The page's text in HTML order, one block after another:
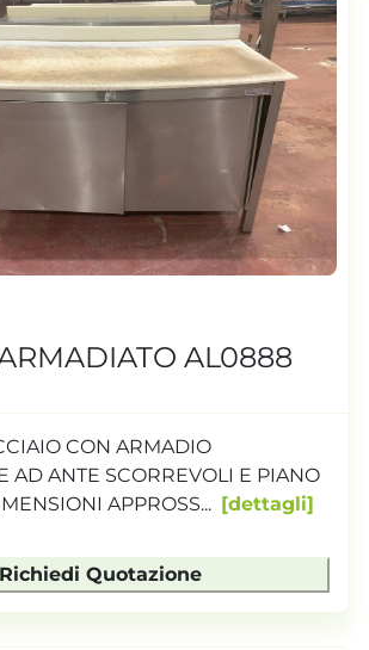
AL0888
CON ARMADIO
AD ANTE SCORREVOLI E PIANO
APPROSS...
dettagli
Richiedi Quotazione